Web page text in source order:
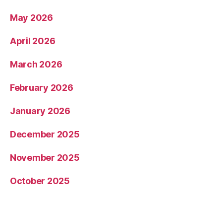
May 2026
April 2026
March 2026
February 2026
January 2026
December 2025
November 2025
October 2025